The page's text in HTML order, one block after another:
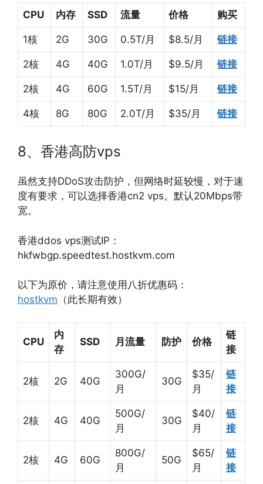
CPU 内存 SSD 流量 价格 购买
1核 2G 30G 0.5T/月 $8.5/月 链接
2核 4G 40G 1.0T/月 $9.5/月 链接
2核 4G 60G 1.5T/月 $15/月 链接
4核 8G 80G 2.0T/月 $35/月 链接
8、香港高防vps
虽然支持DDoS攻击防护，但网络时延较慢，对于速
度有要求，可以选择香港cn2 vps。默认20Mbps带
宽。
香港ddos vps测试IP：
hkfwbgp.speedtest.hostkvm.com
以下为原价，请注意使用八折优惠码：
hostkvm （此长期有效）
CPU
内
存
SSD 月流量 防护 价格
链
接
2核 2G 40G
300G/
月
30G
$35/
月
链
接
2核 4G 40G
500G/
月
30G
$40/
月
链
接
2核 4G 60G
800G/
月
50G
$65/
月
链
接